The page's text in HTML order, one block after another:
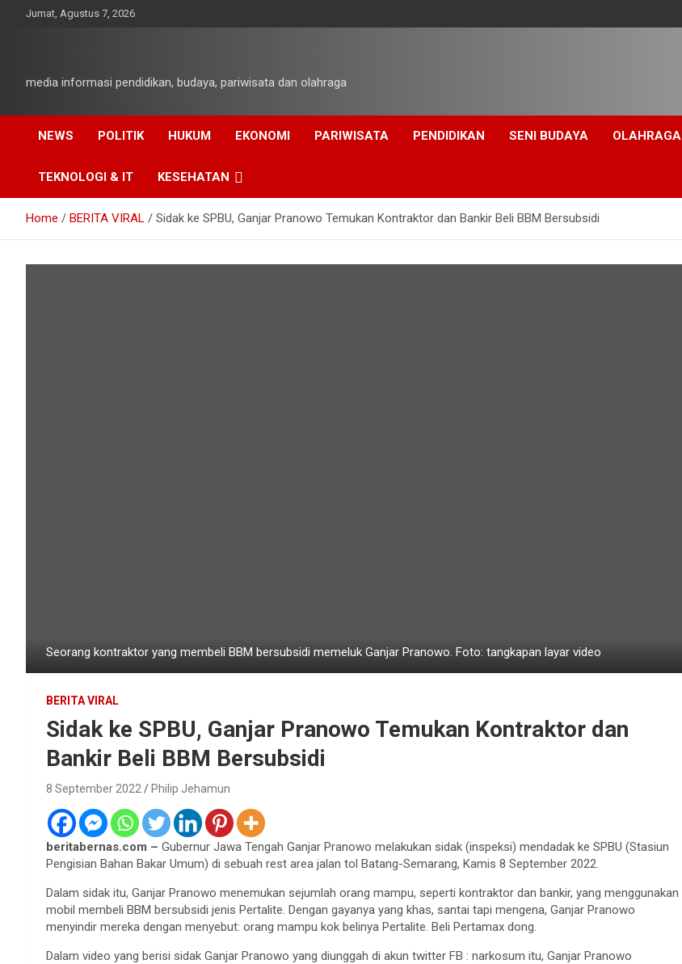
Jumat, Agustus 7, 2026
media informasi pendidikan, budaya, pariwisata dan olahraga
NEWS POLITIK HUKUM EKONOMI PARIWISATA PENDIDIKAN SENI BUDAYA OLAHRAGA
TEKNOLOGI & IT KESEHATAN
Home BERITA VIRAL Sidak ke SPBU, Ganjar Pranowo Temukan Kontraktor dan Bankir Beli BBM Bersubsidi
Seorang kontraktor yang membeli BBM bersubsidi memeluk Ganjar Pranowo. Foto: tangkapan layar video
BERITA VIRAL
Sidak ke SPBU, Ganjar Pranowo Temukan Kontraktor dan
Bankir Beli BBM Bersubsidi
8 September 2022 Philip Jehamun
beritabernas.com – Gubernur Jawa Tengah Ganjar Pranowo melakukan sidak (inspeksi) mendadak ke SPBU (Stasiun
Pengisian Bahan Bakar Umum) di sebuah rest area jalan tol Batang-Semarang, Kamis 8 September 2022.
Dalam sidak itu, Ganjar Pranowo menemukan sejumlah orang mampu, seperti kontraktor dan bankir, yang menggunakan
mobil membeli BBM bersubsidi jenis Pertalite. Dengan gayanya yang khas, santai tapi mengena, Ganjar Pranowo
menyindir mereka dengan menyebut: orang mampu kok belinya Pertalite. Beli Pertamax dong.
Dalam video yang berisi sidak Ganjar Pranowo yang diunggah di akun twitter FB : narkosum itu, Ganjar Pranowo